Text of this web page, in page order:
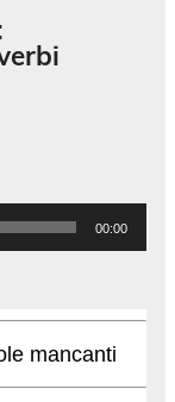
00:00